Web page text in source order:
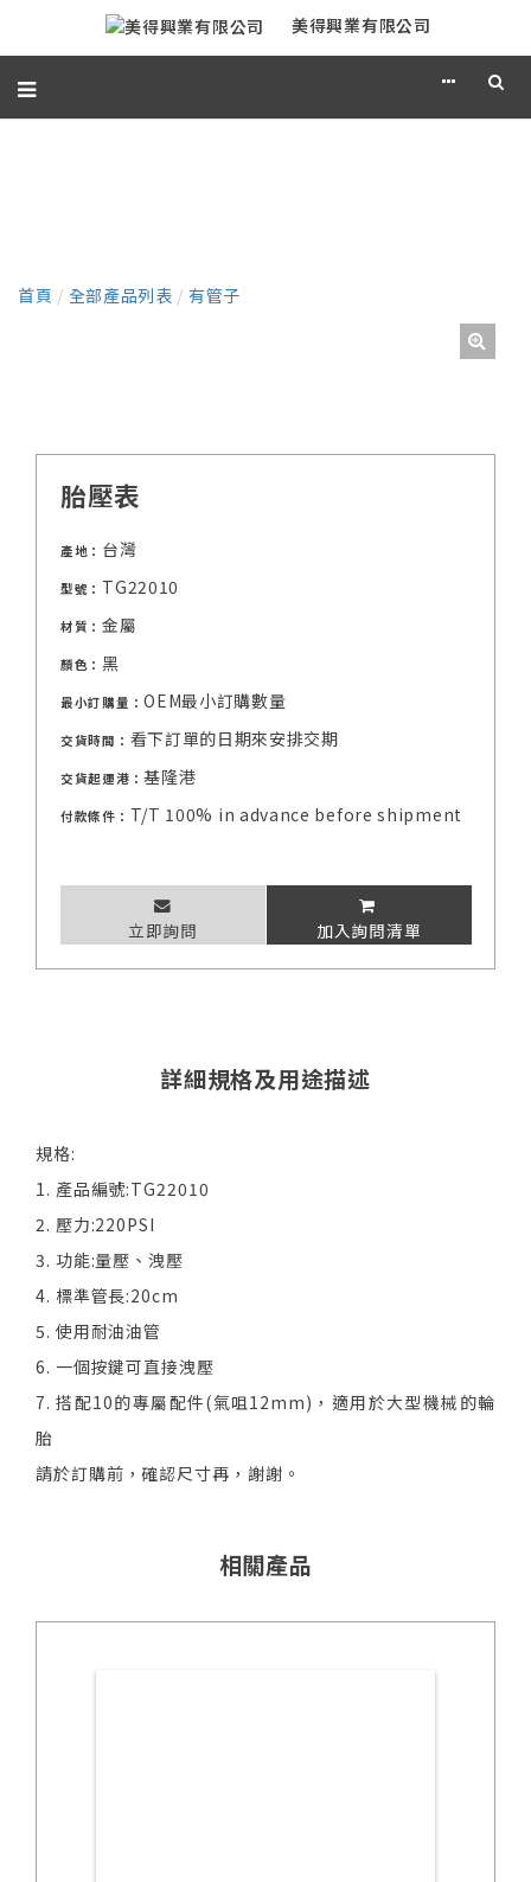
美得興業有限公司
首頁 / 全部產品列表 / 有管子
胎壓表
產地： 台灣
型號： TG22010
材質：金屬
顏色：黑
最小訂購量：OEM最小訂購數量
交貨時間： 看下訂單的日期來安排交期
交貨起運港：基隆港
付款條件： T/T 100% in advance before shipment
立即詢問 加入詢問清單
詳細規格及用途描述
規格:
1. 產品編號:TG22010
2. 壓力:220PSI
3. 功能:量壓、洩壓
4. 標準管長:20cm
5. 使用耐油油管
6. 一個按鍵可直接洩壓
7. 搭配10的專屬配件(氣咀12mm)，適用於大型機械的輪
胎
請於訂購前，確認尺寸再，謝謝。
相關產品